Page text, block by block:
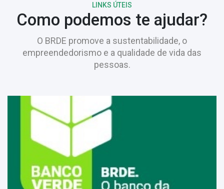
LINKS ÚTEIS
Como podemos te ajudar?
O BRDE promove a sustentabilidade, o
empreendedorismo e a qualidade de vida das
pessoas.